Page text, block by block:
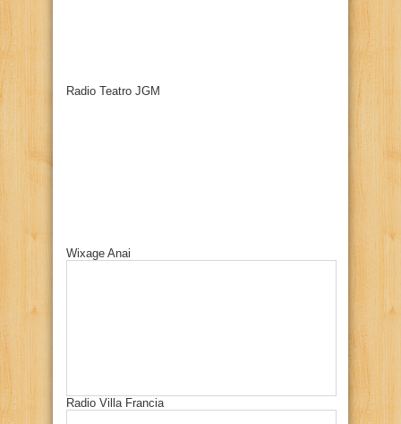
Radio Teatro JGM
Wixage Anai
Radio Villa Francia